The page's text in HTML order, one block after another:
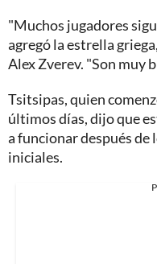
"Muchos jugadores
agregó la estrella
Alex Zverev. "Son muy
Tsitsipas, quien
últimos días, dijo que
a funcionar después
iniciales.